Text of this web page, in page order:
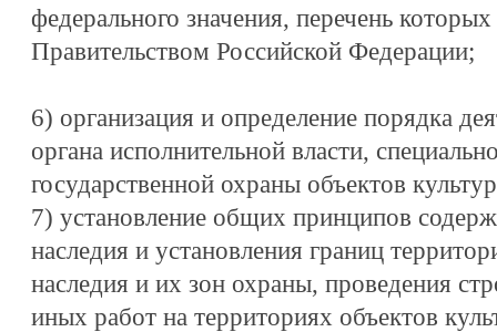
федерального значения, перечень
Правительством Российской Федерации;
6) организация и определение порядка
органа исполнительной власти,
государственной охраны объектов
7) установление общих принципов
наследия и установления границ
наследия и их зон охраны, проведения
иных работ на территориях объектов